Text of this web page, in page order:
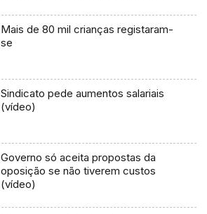
Mais de 80 mil crianças registaram-
se
Sindicato pede aumentos salariais
(vídeo)
Governo só aceita propostas da
oposição se não tiverem custos
(vídeo)